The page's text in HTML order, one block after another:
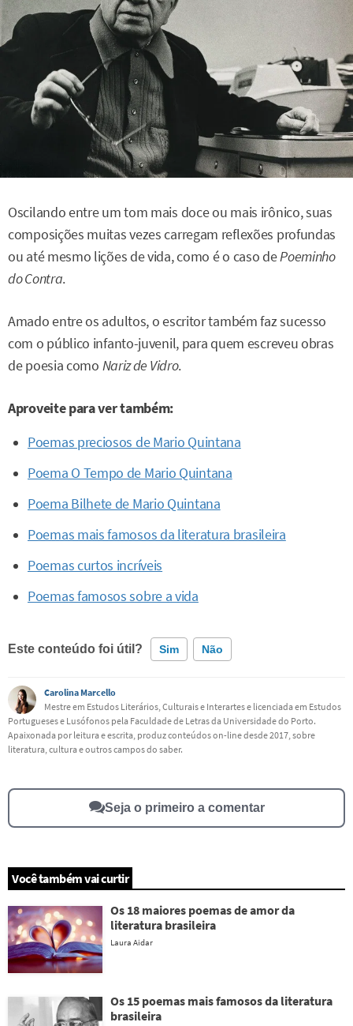
Oscilando entre um tom mais doce ou mais irônico, suas
composições muitas vezes carregam reflexões profundas
ou até mesmo lições de vida, como é o caso dePoeminho
do Contra.
Amado entre os adultos, o escritor também faz sucesso
com o público infanto-juvenil, para quem escreveu obras
de poesia como Nariz de Vidro.
Aproveite para ver também:
Poemas preciosos de Mario Quintana
Poema O Tempo de Mario Quintana
Poema Bilhete de Mario Quintana
Poemas mais famosos da literatura brasileira
Poemas curtos incríveis
Poemas famosos sobre a vida
Este conteúdo foi útil? Sim Não
Este conteúdo contém informação incorreta
Este conteúdo não tem a informação que procuro
Carolina Marcello
Mestre em Estudos Literários, Culturais e Interartes e licenciada em Estudos
Portugueses e Lusófonos pela Faculdade de Letras da Universidade do Porto.
Apaixonada por leitura e escrita, produz conteúdos on-line desde 2017, sobre
literatura, cultura e outros campos do saber.
Seja o primeiro a comentar
Você também vai curtir
Os 18 maiores poemas de amor da
literatura brasileira
Laura Aidar
Os 15 poemas mais famosos da literatura
brasileira